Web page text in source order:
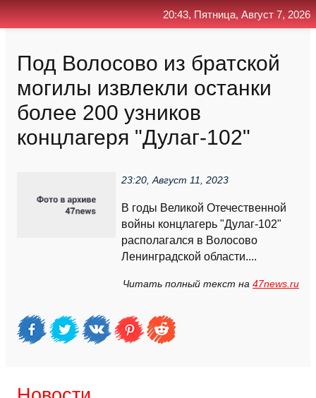
Под Волосово из братской
могилы извлекли останки
более 200 узников
концлагеря "Дулаг-102"
23:20, Август 11, 2023
В годы Великой Отечественной
войны концлагерь "Дулаг-102"
располагался в Волосово
Ленинградской области....
Читать полный текст на 47news.ru
20:43, Пятница, Август 7, 2026